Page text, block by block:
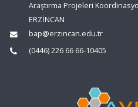
Araştırma Projeleri
ERZİNCAN
bap@erzincan.edu.tr
(0446) 226 66 66-10405